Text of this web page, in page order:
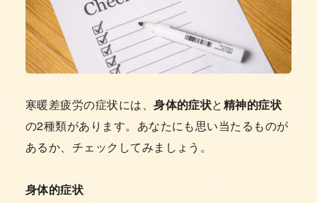
寒暖差疲労の症状には、身体的症状と精神的症状
の2種類があります。あなたにも思い当たるものが
あるか、チェックしてみましょう。
身体的症状